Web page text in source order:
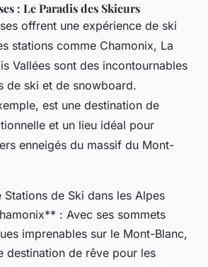
: Le Paradis des Skieurs
offrent une expérience de ski
stations comme Chamonix, La
Vallées sont des incontournables
de ski et de snowboard.
est une destination de
et un lieu idéal pour
enneigés du massif du Mont-
de Ski dans les Alpes
: Avec ses sommets
imprenables sur le Mont-Blanc,
destination de rêve pour les